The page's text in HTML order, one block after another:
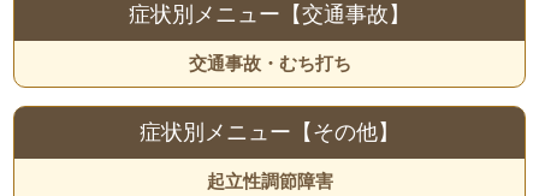
症状別メニュー【交通事故】
交通事故・むち打ち
症状別メニュー【その他】
起立性調節障害